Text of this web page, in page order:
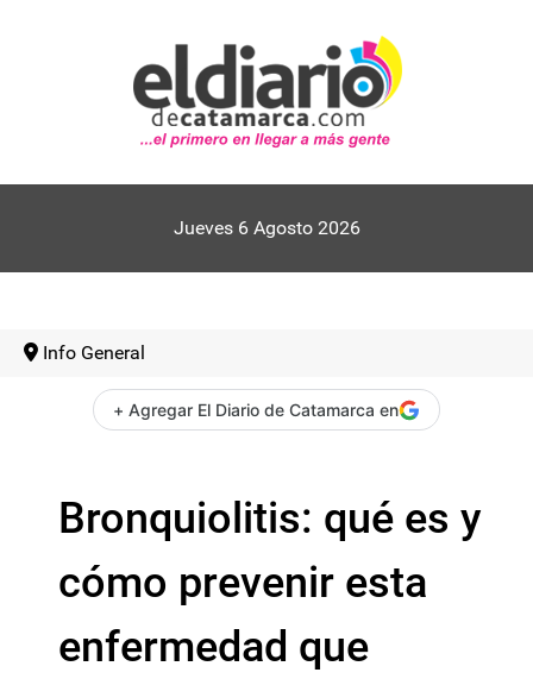
Jueves 6 Agosto 2026
Info General
+ Agregar El Diario de Catamarca en
Bronquiolitis: qué es y
cómo prevenir esta
enfermedad que